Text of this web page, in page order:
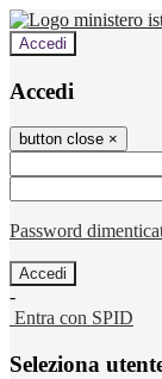
Accedi
Accedi
button close ×
Password
-
Entra con SPID
Seleziona